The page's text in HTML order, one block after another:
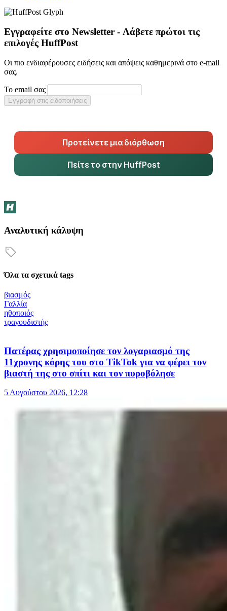
Εγγραφείτε στο Newsletter - Λάβετε πρώτοι τις
επιλογές HuffPost
Οι πιο ενδιαφέρουσες ειδήσεις και απόψεις καθημερινά στο e-mail
σας.
Το email σας
Εγγραφή στις ειδοποιήσεις
Προτείνετε μια διόρθωση
Πείτε το στην HuffPost
Αναλυτική κάλυψη
Όλα τα σχετικά tags
βιασμός
Γαλλία
ηθοποιός
τραγουδιστής
Πατέρας χρησιμοποίησε τον λογαριασμό της
11χρονης κόρης του στο TikTok για να φέρει τον
βιαστή της στο σπίτι και τον πυροβόλησε
5 Αυγούστου 2026, 12:28